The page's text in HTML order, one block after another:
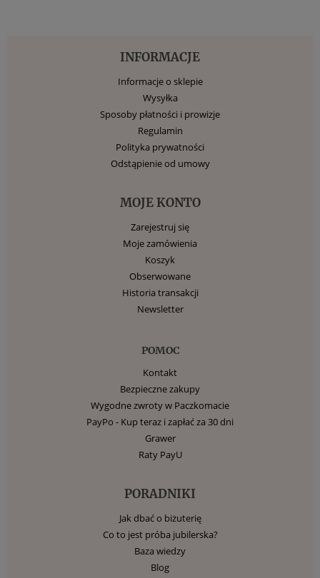
INFORMACJE
Informacje o sklepie
Wysyłka
Sposoby płatności i prowizje
Regulamin
Polityka prywatności
Odstąpienie od umowy
MOJE KONTO
Zarejestruj się
Moje zamówienia
Koszyk
Obserwowane
Historia transakcji
Newsletter
POMOC
Kontakt
Bezpieczne zakupy
Wygodne zwroty w Paczkomacie
PayPo - Kup teraz i zapłać za 30 dni
Grawer
Raty PayU
PORADNIKI
Jak dbać o biżuterię
Co to jest próba jubilerska?
Baza wiedzy
Blog